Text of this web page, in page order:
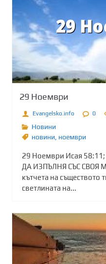
29 Ноември
Evangelsko.info 0
Новини
новини ноември
29 Ноември Исая
ДА ИЗПЪЛНЯ СЪС СВОЯ
кътчета на съществото
светлината на...